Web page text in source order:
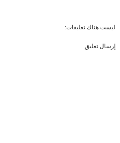
ليست هناك تعليقات:
إرسال تعليق